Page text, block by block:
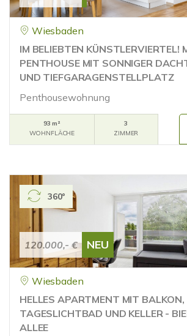
Wiesbaden
IM BELIEBTEN KÜNSTLERVIERTEL!
PENTHOUSE MIT SONNIGER
UND TIEFGARAGENSTELLPLATZ
Penthousewohnung
93 m²
WOHNFLÄCHE
3
ZIMMER
120.000,- € NEU
360°
Wiesbaden
HELLES APARTMENT MIT BALKON,
TAGESLICHTBAD UND KELLER -
ALLEE